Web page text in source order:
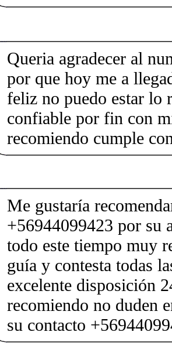
Queria agradecer al
por que hoy me a
feliz no puedo estar lo
confiable por fin con
recomiendo cumple
Me gustaría
+56944099423 por su
todo este tiempo muy
guía y contesta todas
excelente disposición
recomiendo no duden
su contacto